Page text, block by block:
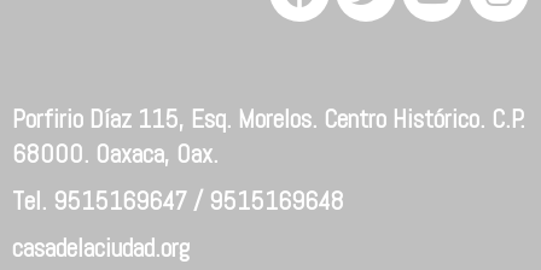
Porfirio Díaz 115, Esq. Morelos. Centro Histórico. C.P.
68000. Oaxaca, Oax.
Tel. 9515169647 / 9515169648
casadelaciudad.org